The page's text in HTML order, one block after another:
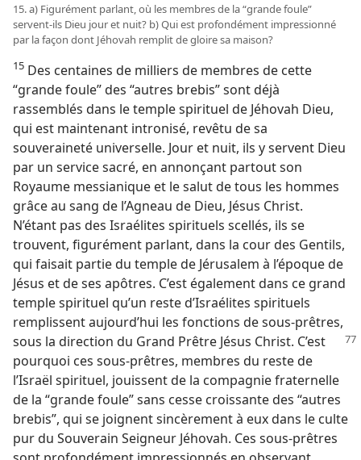
15. a) Figurément parlant, où les membres de la “grande foule”
servent-​ils Dieu jour et nuit? b) Qui est profondément impressionné
par la façon dont Jéhovah remplit de gloire sa maison?
15 Des centaines de milliers de membres de cette
“grande foule” des “autres brebis” sont déjà
rassemblés dans le temple spirituel de Jéhovah Dieu,
qui est maintenant intronisé, revêtu de sa
souveraineté universelle. Jour et nuit, ils y servent Dieu
par un service sacré, en annonçant partout son
Royaume messianique et le salut de tous les hommes
grâce au sang de l’Agneau de Dieu, Jésus Christ.
N’étant pas des Israélites spirituels scellés, ils se
trouvent, figurément parlant, dans la cour des Gentils,
qui faisait partie du temple de Jérusalem à l’époque de
Jésus et de ses apôtres. C’est également dans ce grand
temple spirituel qu’un reste d’Israélites spirituels
remplissent aujourd’hui les fonctions de sous-prêtres,
sous la direction du Grand Prêtre Jésus Christ. C’est
pourquoi ces sous-prêtres, membres du reste de
l’Israël spirituel, jouissent de la compagnie fraternelle
de la “grande foule” sans cesse croissante des “autres
brebis”, qui se joignent sincèrement à eux dans le culte
pur du Souverain Seigneur Jéhovah. Ces sous-prêtres